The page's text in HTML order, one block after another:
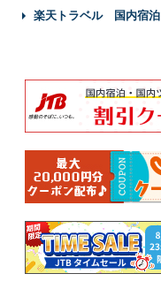
楽天トラベル 国内宿泊